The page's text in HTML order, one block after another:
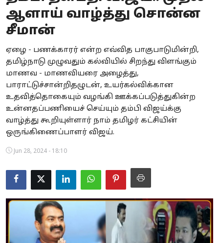
Business
Crime
Tamilnadu
National
World
Astrology
Spirituality
Politics
ஆளாய் வாழ்த்து சொன்ன
சீமான்
ஏழை - பணக்காரர் என்ற எவ்வித பாகுபாடுமின்றி,
தமிழ்நாடு முழுவதும் கல்வியில் சிறந்து விளங்கும்
மாணவ - மாணவியரை அழைத்து,
பாராட்டுச்சான்றிதழுடன், உயர்கல்விக்கான
உதவித்தொகையும் வழங்கி ஊக்கப்படுத்துகின்ற
உன்னதப்பணியைச் செய்யும் தம்பி விஜய்க்கு
வாழ்த்து கூறியுள்ளார் நாம் தமிழர் கட்சியின்
ஒருங்கிணைப்பாளர் விஜய்.
Jun 28, 2024 - 18:10